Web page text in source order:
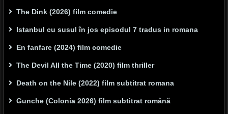
The Dink (2026) film comedie
Istanbul cu susul în jos episodul 7 tradus in romana
En fanfare (2024) film comedie
The Devil All the Time (2020) film thriller
Death on the Nile (2022) film subtitrat romana
Gunche (Colonia 2026) film subtitrat română